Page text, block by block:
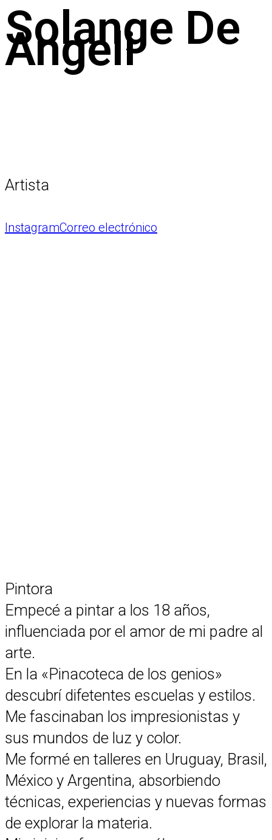
Solange De
Angeli
Artista
InstagramCorreo electrónico
Pintora
Empecé a pintar a los 18 años,
influenciada por el amor de mi padre al
arte.
En la «Pinacoteca de los genios»
descubrí difetentes escuelas y estilos.
Me fascinaban los impresionistas y
sus mundos de luz y color.
Me formé en talleres en Uruguay, Brasil,
México y Argentina, absorbiendo
técnicas, experiencias y nuevas formas
de explorar la materia.